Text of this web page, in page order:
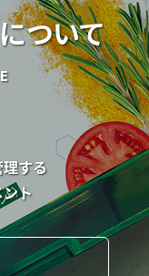
ついて
する
ト